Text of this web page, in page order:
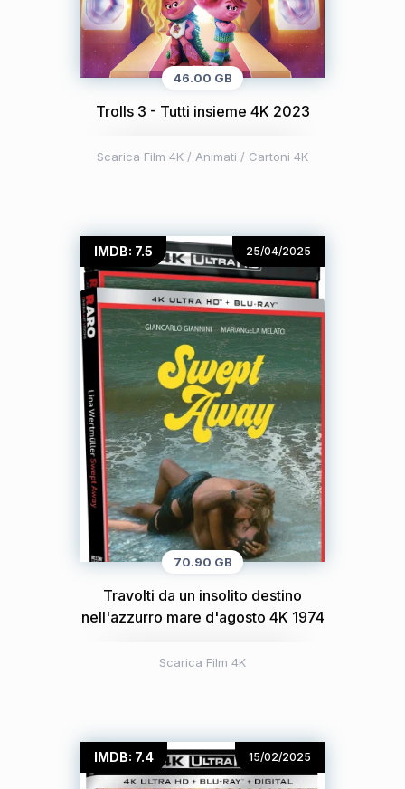
46.00 GB
Trolls 3 - Tutti insieme 4K 2023
Scarica Film 4K / Animati / Cartoni 4K
IMDB: 7.5 25/04/2025
70.90 GB
Travolti da un insolito destino
nell'azzurro mare d'agosto 4K 1974
Scarica Film 4K
IMDB: 7.4 15/02/2025